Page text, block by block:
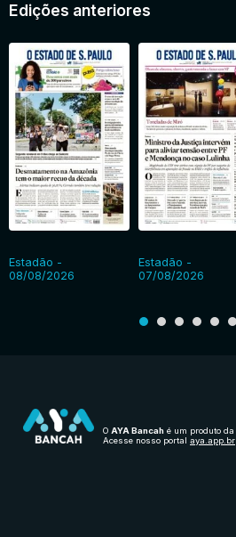
Edições anteriores
Estadão -
08/08/2026
Estadão -
07/08/2026
O AYA Bancah é um produto da
Acesse nosso portal aya.app.br